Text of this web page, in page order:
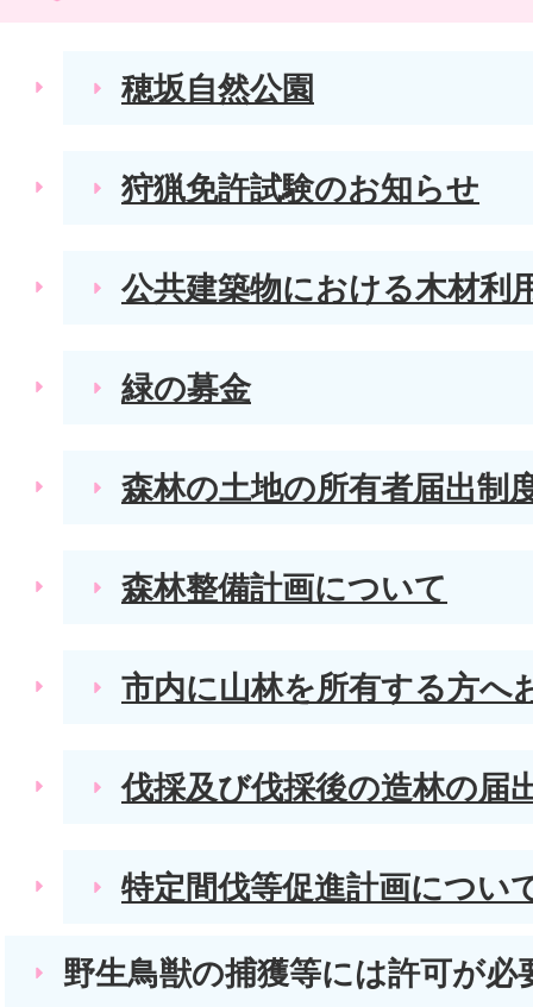
穂坂自然公園
狩猟免許試験のお知らせ
公共建築物における木材利
緑の募金
森林の土地の所有者届出制
森林整備計画について
市内に山林を所有する方へ
伐採及び伐採後の造林の届
特定間伐等促進計画につい
野生鳥獣の捕獲等には許可が必